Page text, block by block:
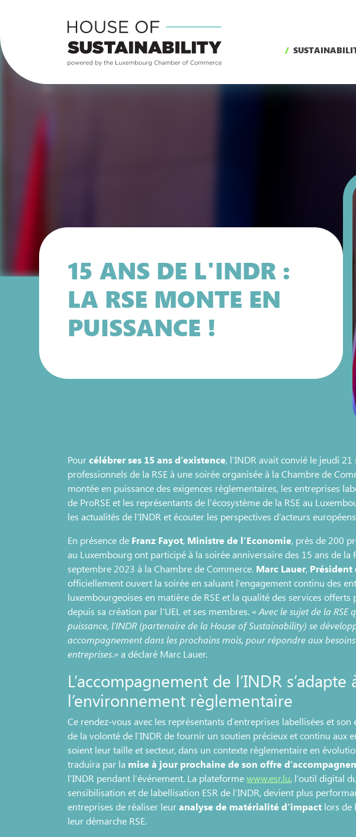
15 ANS DE L'INDR :
LA RSE MONTE EN
PUISSANCE !
Pourcélébrer ses 15 ans d’existence, l’INDR avait convié le jeudi
professionnels de la RSE à une soirée organisée à la Chambre de
montée en puissance des exigences règlementaires, les entreprises
de ProRSE et les représentants de l’écosystème de la RSE au
les actualités de l’INDR et écouter les perspectives d’acteurs
En présence de Franz Fayot, Ministre de l’Economie, près de 200
au Luxembourg ont participé à la soirée anniversaire des 15 ans de la
septembre 2023 à la Chambre de Commerce. Marc Lauer, Président
officiellement ouvert la soirée en saluant l’engagement continu des
luxembourgeoises en matière de RSE et la qualité des services offerts
depuis sa création par l’UEL et ses membres. « Avec le sujet de la RSE
puissance, l’INDR (partenaire de la House of Sustainability) se
accompagnement dans les prochains mois, pour répondre aux
entreprises.» a déclaré Marc Lauer.
L’accompagnement de l’INDR s’adapte
l’environnement règlementaire
Ce rendez-vous avec les représentants d’entreprises labellisées et
de la volonté de l’INDR de fournir un soutien précieux et continu aux
soient leur taille et secteur, dans un contexte règlementaire en
traduira par la mise à jour prochaine de son offre
l’INDR pendant l’événement. La plateformewww.esr.lu, l’outil digital
sensibilisation et de labellisation ESR de l’INDR, devient plus
entreprises de réaliser leuranalyse de matérialité d’impact lors de
leur démarche RSE.